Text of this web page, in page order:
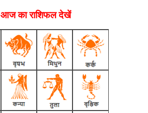
आज का राशिफल देखें